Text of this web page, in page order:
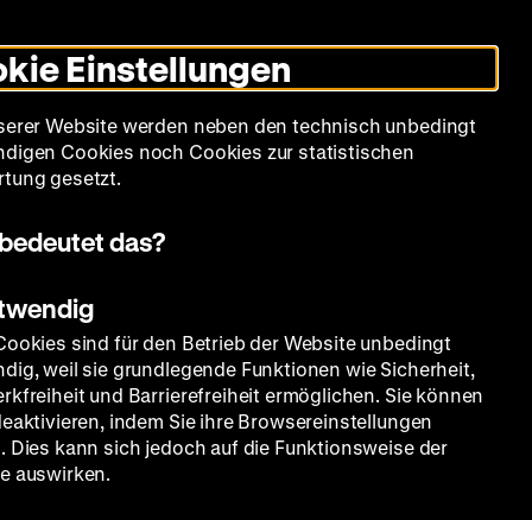
Modus
umschalten
Sprache
Filmreihen Über uns
Einstellungen
Website werden neben den technisch unbedingt
Cookies noch Cookies zur statistischen
gesetzt.
das?
sind für den Betrieb der Website unbedingt
weil sie grundlegende Funktionen wie Sicherheit,
und Barrierefreiheit ermöglichen. Sie können
indem Sie ihre Browsereinstellungen
Dies kann sich jedoch auf die Funktionsweise der
auswirken.